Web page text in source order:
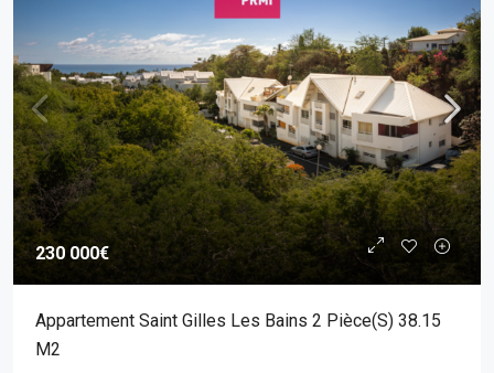
230 000€
Appartement Saint Gilles Les Bains 2 Pièce(s) 38.15
M2